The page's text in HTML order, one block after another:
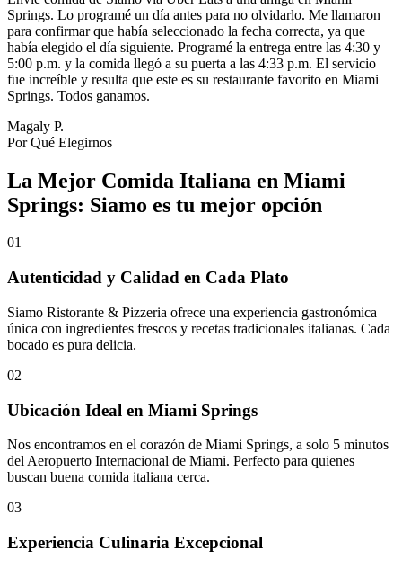
Springs. Lo programé un día antes para no olvidarlo. Me llamaron
para confirmar que había seleccionado la fecha correcta, ya que
había elegido el día siguiente. Programé la entrega entre las 4:30 y
5:00 p.m. y la comida llegó a su puerta a las 4:33 p.m. El servicio
fue increíble y resulta que este es su restaurante favorito en Miami
Springs. Todos ganamos.
Magaly P.
Por Qué Elegirnos
La Mejor Comida Italiana en Miami
Springs: Siamo es tu mejor opción
01
Autenticidad y Calidad en Cada Plato
Siamo Ristorante & Pizzeria ofrece una experiencia gastronómica
única con ingredientes frescos y recetas tradicionales italianas. Cada
bocado es pura delicia.
02
Ubicación Ideal en Miami Springs
Nos encontramos en el corazón de Miami Springs, a solo 5 minutos
del Aeropuerto Internacional de Miami. Perfecto para quienes
buscan buena comida italiana cerca.
03
Experiencia Culinaria Excepcional